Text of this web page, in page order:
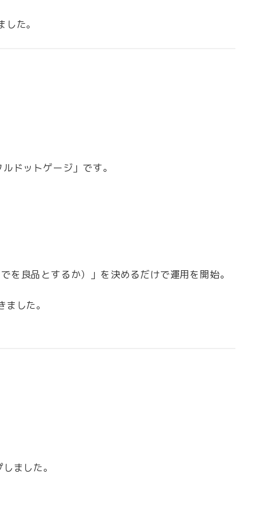
た。
ドットゲージ」です。
良品とするか）」を決めるだけで運用を開始。
した。
ました。